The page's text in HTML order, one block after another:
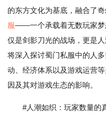
的东方文化为基底，融合了
服——一个承载着无数玩家梦
仅是剑影刀光的战场，更是
将深入探讨蜀门私服中的人
动、经济体系以及游戏运营
因及其对游戏生态的影响。
#人潮如织：玩家数量的